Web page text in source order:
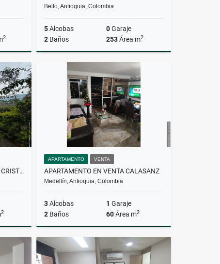
2
Alquiler
Bello, Antioquia, Colombia
5Alcobas 0Garaje
2 Baños 253Área m2
$1.200.000.000
CASA FINCA EN VENTA EN SAN CRISTÓBAL
2
APARTAMENTO VENTA
APARTAMENTO EN VENTA CALASANZ
Medellín, Antioquia, Colombia
3Alcobas 1 Garaje
2 Baños 60Área m2
Venta
$400.000.000